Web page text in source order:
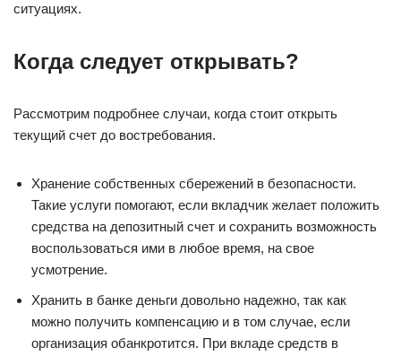
ситуациях.
Когда следует открывать?
Рассмотрим подробнее случаи, когда стоит открыть
текущий счет до востребования.
Хранение собственных сбережений в безопасности.
Такие услуги помогают, если вкладчик желает положить
средства на депозитный счет и сохранить возможность
воспользоваться ими в любое время, на свое
усмотрение.
Хранить в банке деньги довольно надежно, так как
можно получить компенсацию и в том случае, если
организация обанкротится. При вкладе средств в